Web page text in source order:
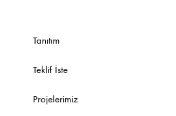
Tanıtım
Teklif İste
Projelerimiz